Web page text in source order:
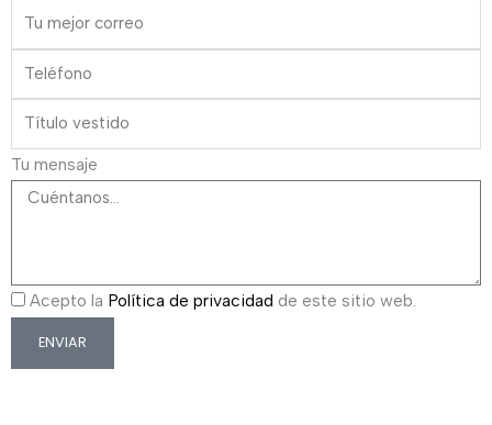
Tu mensaje
Acepto la Política de privacidad de este sitio web.
ENVIAR